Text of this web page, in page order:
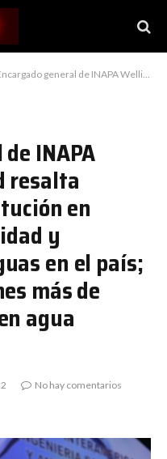
general de INAPA Wellington Arnaud resalta avances de la institución en materia de potabilidad y saneamiento de aguas en el país; asegura dos millones más de dominicanos reciben agua potable
INAPA
resalta
en
y
en el país;
más de
agua
No hay comentarios